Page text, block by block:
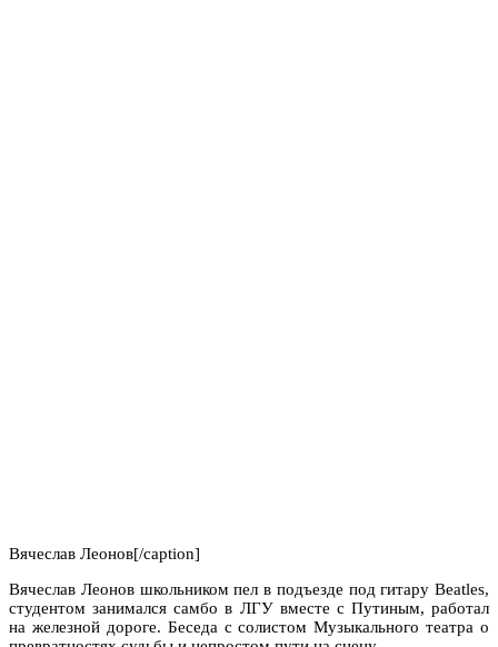
Вячеслав Леонов[/caption]
Вячеслав Леонов школьником пел в подъезде под гитару Beatles,
студентом занимался самбо в ЛГУ вместе с Путиным, работал
на железной дороге. Беседа с солистом Музыкального театра о